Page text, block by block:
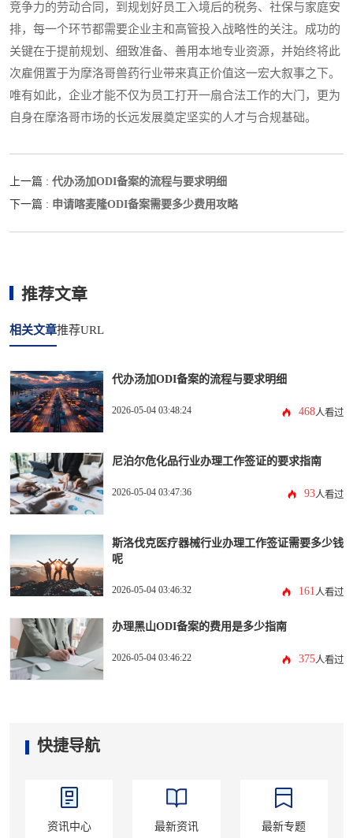
竞争力的劳动合同，到规划好员工入境后的税务、社保与家庭安
排，每一个环节都需要企业主和高管投入战略性的关注。成功的
关键在于提前规划、细致准备、善用本地专业资源，并始终将此
次雇佣置于为摩洛哥兽药行业带来真正价值这一宏大叙事之下。
唯有如此，企业才能不仅为员工打开一扇合法工作的大门，更为
自身在摩洛哥市场的长远发展奠定坚实的人才与合规基础。
上一篇 : 代办汤加ODI备案的流程与要求明细
下一篇 : 申请喀麦隆ODI备案需要多少费用攻略
推荐文章
相关文章推荐URL
代办汤加ODI备案的流程与要求明细
2026-05-04 03:48:24 468人看过
尼泊尔危化品行业办理工作签证的要求指南
2026-05-04 03:47:36 93人看过
斯洛伐克医疗器械行业办理工作签证需要多少钱
呢
2026-05-04 03:46:32 161人看过
办理黑山ODI备案的费用是多少指南
2026-05-04 03:46:22 375人看过
快捷导航
资讯中心 最新资讯 最新专题